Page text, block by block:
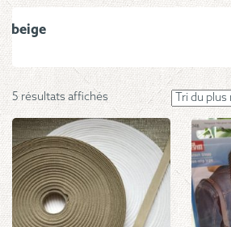
beige
5 résultats affichés Trié
du
plus
récent
au
plus
ancien